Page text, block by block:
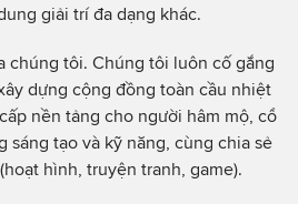
giải trí đa dạng khác.
chúng tôi. Chúng tôi luôn cố gắng
dựng cộng đồng toàn cầu nhiệt
nền tảng cho người hâm mộ, cổ
sáng tạo và kỹ năng, cùng chia sẻ
hình, truyện tranh, game).